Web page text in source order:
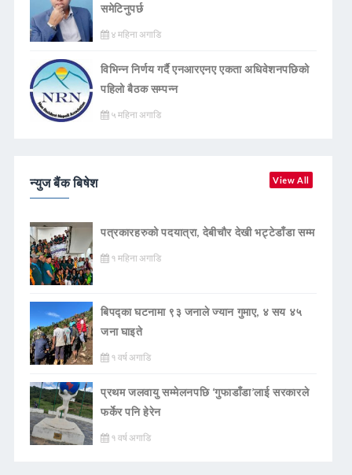
समेटिनुपर्छ
४ महिना अगाडि
विभिन्न निर्णय गर्दै एनआरएनए एकता अधिवेशनपछिको
पहिलो बैठक सम्पन्न
५ महिना अगाडि
न्युज बैंक बिषेश View All
पत्रकारहरुको पदयात्रा, देबीचौर देखी भट्टेडाँडा सम्म
१ महिना अगाडि
बिपद्का घटनामा ९३ जनाले ज्यान गुमाए, ४ सय ४५
जना घाइते
१ वर्ष अगाडि
प्रथम जलवायु सम्मेलनपछि ‘गुफाडाँडा’लाई सरकारले
फर्केर पनि हेरेन
१ वर्ष अगाडि